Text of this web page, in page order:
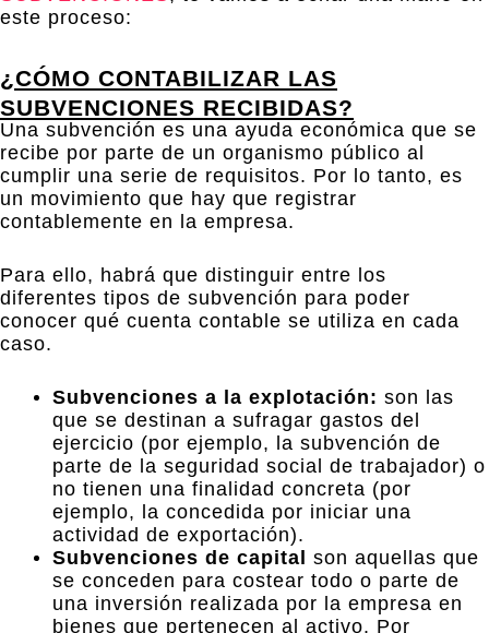
este proceso:
¿CÓMO CONTABILIZAR LAS
SUBVENCIONES RECIBIDAS?
Una subvención es una ayuda económica que se
recibe por parte de un organismo público al
cumplir una serie de requisitos. Por lo tanto, es
un movimiento que hay que registrar
contablemente en la empresa.
Para ello, habrá que distinguir entre los
diferentes tipos de subvención para poder
conocer qué cuenta contable se utiliza en cada
caso.
Subvenciones a la explotación: son las
que se destinan a sufragar gastos del
ejercicio (por ejemplo, la subvención de
parte de la seguridad social de trabajador) o
no tienen una finalidad concreta (por
ejemplo, la concedida por iniciar una
actividad de exportación).
Subvenciones de capital son aquellas que
se conceden para costear todo o parte de
una inversión realizada por la empresa en
bienes que pertenecen al activo. Por